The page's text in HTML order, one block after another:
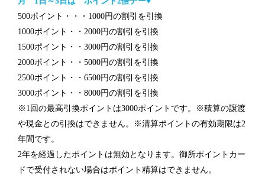
500ポイント・・・1000円の割引を引換
1000ポイント・・2000円の割引を引換
1500ポイント・・3000円の割引を引換
2000ポイント・・5000円の割引を引換
2500ポイント・・6500円の割引を引換
3000ポイント・・8000円の割引を引換
※1回の最高引換ポイントは3000ポイントです。※積算の譲渡
や現金との引換はできません。※清算ポイントの有効期限は2
年間です。
2年を経過したポイントは無効となります。御所ポイントカー
ドで受付されない場合はポイント精算はできません。